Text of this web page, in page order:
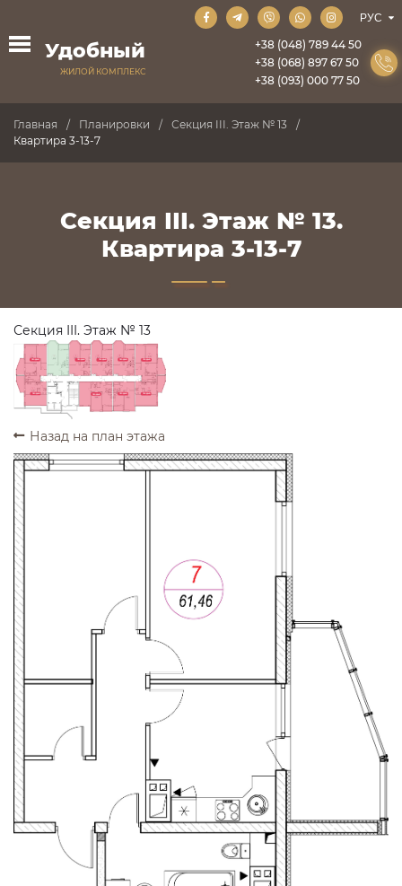
Удобный
ЖИЛОЙ КОМПЛЕКС
+38 (048) 789 44 50
+38 (068) 897 67 50
+38 (093) 000 77 50
Главная Планировки
Секция III. Этаж № 13
Квартира 3-13-7
Секция III. Этаж № 13.
Квартира 3-13-7
Секция III. Этаж № 13
ПРОДАНО
ПРОДАНО ПРОДАНО ПРОДАНО ПРОДАНО ПРОДАНО
ПРОДАНО
ПРОДАНО
ПРОДАНО
Назад на план этажа